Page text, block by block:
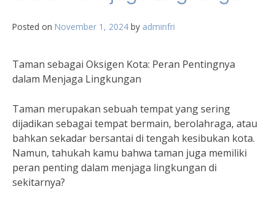
Posted on November 1, 2024 by adminfri
Taman sebagai Oksigen Kota: Peran Pentingnya
dalam Menjaga Lingkungan
Taman merupakan sebuah tempat yang sering
dijadikan sebagai tempat bermain, berolahraga, atau
bahkan sekadar bersantai di tengah kesibukan kota.
Namun, tahukah kamu bahwa taman juga memiliki
peran penting dalam menjaga lingkungan di
sekitarnya?